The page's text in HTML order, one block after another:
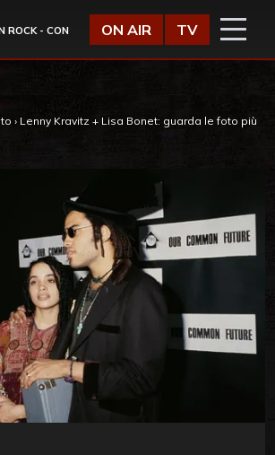
ROCK - CON
ON AIR TV
› Lenny Kravitz + Lisa Bonet: guarda le foto più